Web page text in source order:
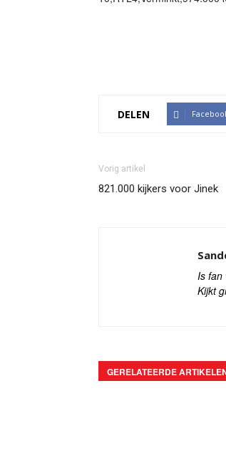
DELEN
Vorig artikel
821.000 kijkers voor Jinek
Is fan
Kijkt
GERELATEERDE